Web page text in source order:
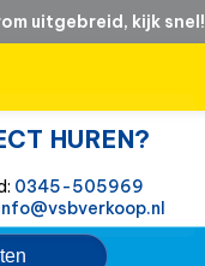
uitgebreid, kijk snel!
HUREN?
0345-505969